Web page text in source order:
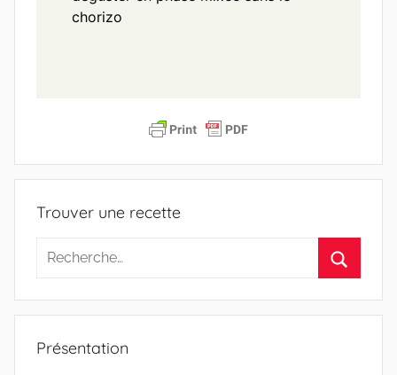
chorizo
Trouver une recette
Recherche
:
Présentation